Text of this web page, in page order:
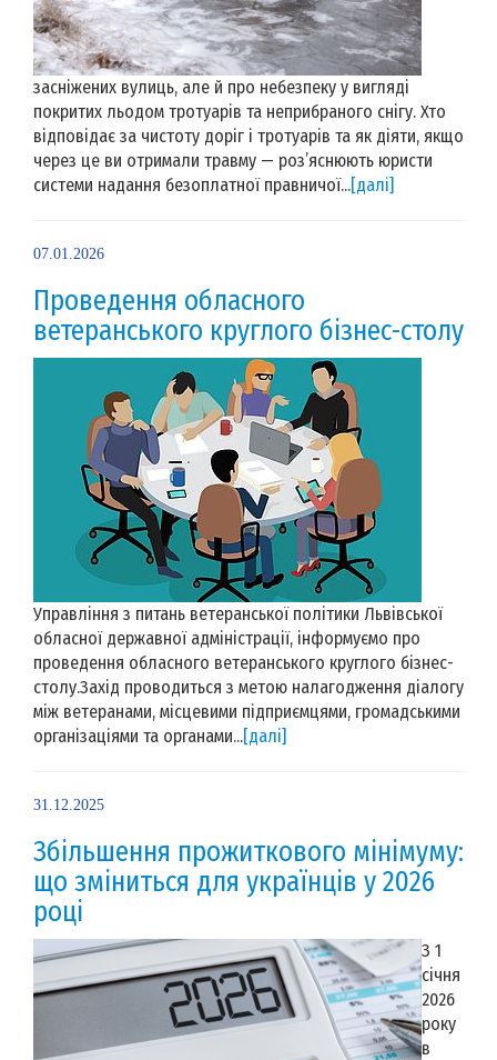
засніжених вулиць, але й про небезпеку у вигляді
покритих льодом тротуарів та неприбраного снігу. Хто
відповідає за чистоту доріг і тротуарів та як діяти, якщо
через це ви отримали травму — роз’яснюють юристи
системи надання безоплатної правничої...[далі]
07.01.2026
Проведення обласного
ветеранського круглого бізнес-столу
Управління з питань ветеранської політики Львівської
обласної державної адміністрації, інформуємо про
проведення обласного ветеранського круглого бізнес-
столу.Захід проводиться з метою налагодження діалогу
між ветеранами, місцевими підприємцями, громадськими
організаціями та органами...[далі]
31.12.2025
Збільшення прожиткового мінімуму:
що зміниться для українців у 2026
році
З 1
січня
2026
року
в